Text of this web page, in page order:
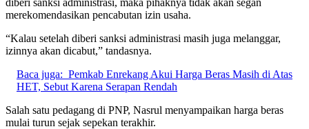
merekomendasikan pencabutan izin usaha.
“Kalau setelah diberi sanksi administrasi masih juga melanggar,
izinnya akan dicabut,” tandasnya.
Baca juga: Pemkab Enrekang Akui Harga Beras Masih di Atas
HET, Sebut Karena Serapan Rendah
Salah satu pedagang di PNP, Nasrul menyampaikan harga beras
mulai turun sejak sepekan terakhir.